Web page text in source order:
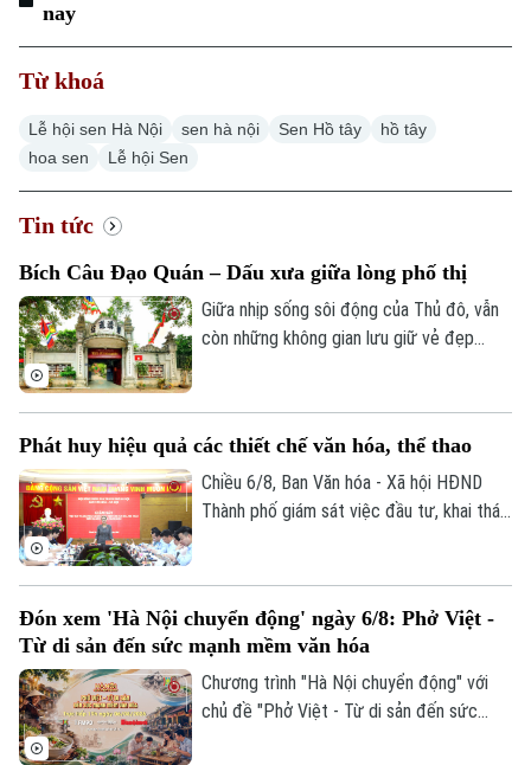
nay
Từ khoá
Lễ hội sen Hà Nội sen hà nội Sen Hồ tây
hồ tây
hoa sen
Lễ hội Sen
Tin tức
Bích Câu Đạo Quán – Dấu xưa giữa lòng phố thị
Giữa nhịp sống sôi động của Thủ đô, vẫn
còn những không gian lưu giữ vẻ đẹp
điểm dừng chân để người dân và du
khách tìm về sự bình yên giữa phố
phường.
Phát huy hiệu quả các thiết chế văn hóa, thể thao
Chiều 6/8, Ban Văn hóa - Xã hội HĐND
Thành phố giám sát việc đầu tư, khai thác
Đón xem 'Hà Nội chuyển động' ngày 6/8: Phở Việt -
Từ di sản đến sức mạnh mềm văn hóa
Chương trình "Hà Nội chuyển động" với
chủ đề "Phở Việt - Từ di sản đến sức